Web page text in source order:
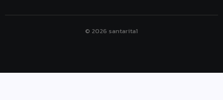
© 2026 santarita1